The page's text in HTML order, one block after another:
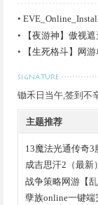
•
•
【夜游神】傲视
•
【生死格斗】网
锄禾日当午,签到不辛
主题推荐
13魔法光通传奇
成吉思汗2（最新
战争策略网游【
孽族online一键端